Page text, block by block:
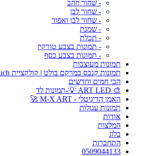
- שחור וזהב
- שחור לבן
- שחור לבן ואפור
- שמנת
- תכלת
- תמונות בצבע טורקיז
- תמונות בצבע כסף
תמונות מעוצבות
תמונות קנבס במרקם בולט | קולקציית Art Touch
הכי חמים וחדשים
🎨 ART LED 💡-תמונות לד
האמן הדיגיטלי - M-X ART 🚀
תמונות עגולות
אודות
המלצות
בלוג
התחברות
0509044133